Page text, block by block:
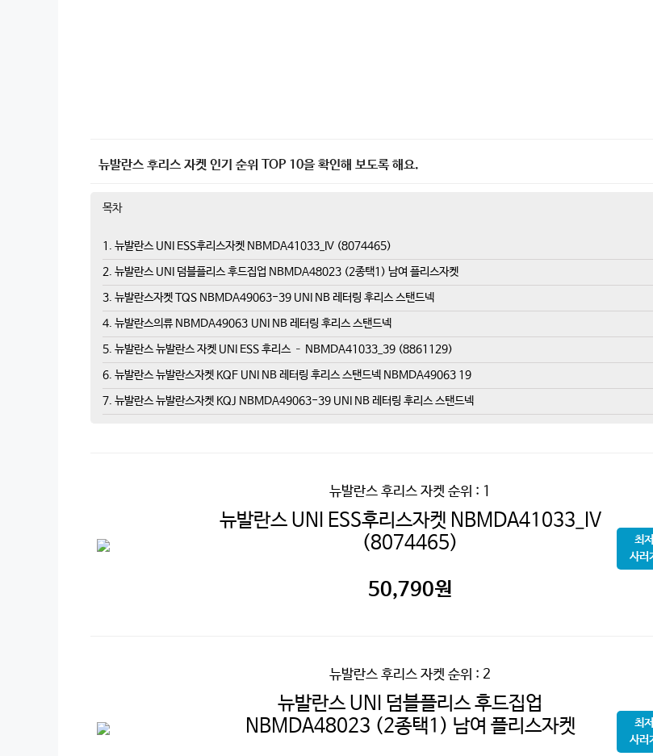
뉴발란스 후리스 자켓 인기 순위 TOP 10을 확인해 보도록 해요.
목차
1. 뉴발란스 UNI ESS후리스자켓 NBMDA41033_IV (8074465)
2. 뉴발란스 UNI 덤블플리스 후드집업 NBMDA48023 (2종택1) 남여 플리스자켓
3. 뉴발란스자켓 TQS NBMDA49063-39 UNI NB 레터링 후리스 스탠드넥
4. 뉴발란스의류 NBMDA49063 UNI NB 레터링 후리스 스탠드넥
5. 뉴발란스 뉴발란스 자켓 UNI ESS 후리스 – NBMDA41033_39 (8861129)
6. 뉴발란스 뉴발란스자켓 KQF UNI NB 레터링 후리스 스탠드넥 NBMDA49063 19
7. 뉴발란스 뉴발란스자켓 KQJ NBMDA49063-39 UNI NB 레터링 후리스 스탠드넥
뉴발란스 후리스 자켓 순위 : 1
뉴발란스 UNI ESS후리스자켓 NBMDA41033_IV
(8074465)
50,790원
최
사러
뉴발란스 후리스 자켓 순위 : 2
뉴발란스 UNI 덤블플리스 후드집업
NBMDA48023 (2종택1) 남여 플리스자켓
최
사러